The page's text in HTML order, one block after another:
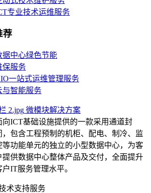
专业技术运维服务
荐
据中心绿色节能
保服务
一站式运维管理服务
与智能服务
微模块解决方案
向ICT基础设施提供的一款采用通道封
，包含工程预制的机柜、配电、制冷、监
等功能单元的独立的小型数据中心，为客
提供数据中心整体产品及交付，全面提升
户IT服务管理水平。
术支持服务